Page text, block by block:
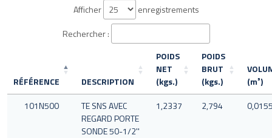
Afficher
enregistrements
Rechercher :
RÉFÉRENCE DESCRIPTION
POIDS
NET
(kgs.)
POIDS
BRUT
(kgs.)
(m³)
101N500
TE SNS AVEC
REGARD PORTE
SONDE 50-1/2''
1,2337 2,794